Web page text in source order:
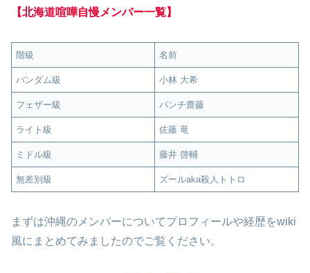
【北海道喧嘩自慢メンバー一覧】
階級 名前
バンダム級 小林 大希
フェザー級 パンチ齋藤
ライト級 佐藤 竜
ミドル級 藤井 啓輔
無差別級 ズールaka殺人トトロ
まずは沖縄のメンバーについてプロフィールや経歴をwiki
風にまとめてみましたのでご覧ください。